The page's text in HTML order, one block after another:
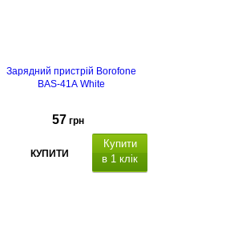
Зарядний пристрій Borofone
BAS-41A White
57 грн
КУПИТИ
Купити
в 1 клік